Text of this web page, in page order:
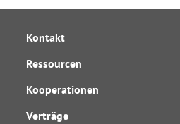
Kontakt
Ressourcen
Kooperationen
Verträge